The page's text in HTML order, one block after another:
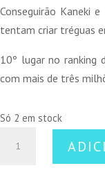
Conseguirão Kaneki
tentam criar tréguas
10º lugar no ranking
com mais de três
Só 2 em stock